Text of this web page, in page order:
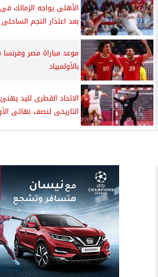
الأهلى يواجه الزمالك
بعد اعتذار النجم الساحلى
موعد مباراة مصر
بالأولمبياد
الاتحاد القطرى لليد
التاريخى لنصف نهائى